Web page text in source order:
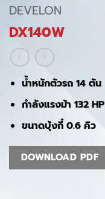
DEVELON
DX140W
น้ำหนักตัวรถ 14 ตัน
กำลังแรงม้า 132 HP
ขนาดบุ้งกี๋ 0.6 คิว
DOWNLOAD PDF